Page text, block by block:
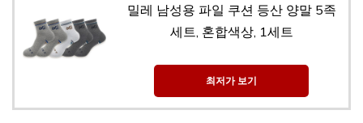
밀레 남성용 파일 쿠션 등산 양말 5족
세트, 혼합색상, 1세트
최저가 보기